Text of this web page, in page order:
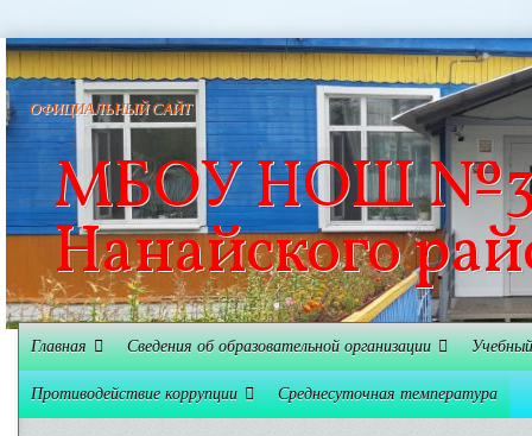
МБОУ НОШ №3
Нанайского
ОФИЦИАЛЬНЫЙ САЙТ
Главная Сведения об образовательной организации
Противодействие коррупции Среднесуточная температура